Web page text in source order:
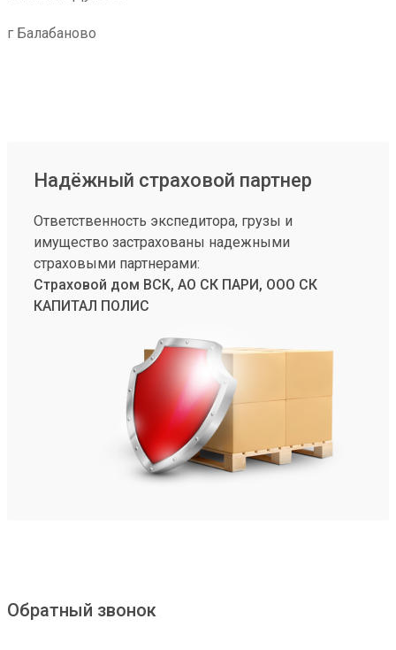
г Балабаново
Надёжный страховой партнер
Ответственность экспедитора, грузы и
имущество застрахованы надежными
страховыми партнерами:
Страховой дом ВСК, АО СК ПАРИ, ООО СК
КАПИТАЛ ПОЛИС
Обратный звонок